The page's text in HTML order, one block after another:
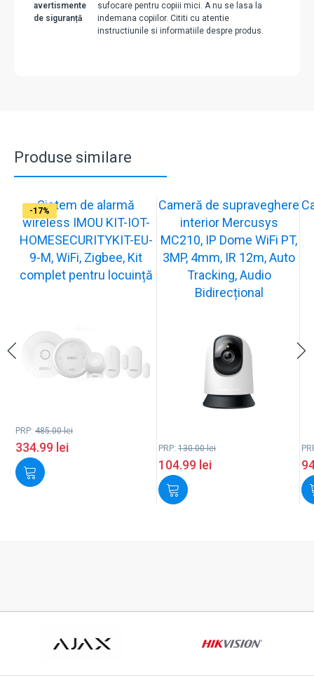
avertismente
de siguranță
sufocare pentru copiii mici. A nu se lasa la
indemana copiilor. Cititi cu atentie
instructiunile si informatiile despre produs.
Produse similare
-31%
Sistem de alarmă
wireless IMOU KIT-IOT-
HOMESECURITYKIT-EU-
9-M, WiFi, Zigbee, Kit
complet pentru locuință
PRP: 485.00lei
334.99 lei
-19%
Cameră de supraveghere
interior Mercusys
MC210, IP Dome WiFi PT,
3MP, 4mm, IR 12m, Auto
Tracking, Audio
Bidirecțional
PRP: 130.00lei
104.99 lei
-21%
-13%
-15%
-20%
-12%
-13%
-16%
-17%